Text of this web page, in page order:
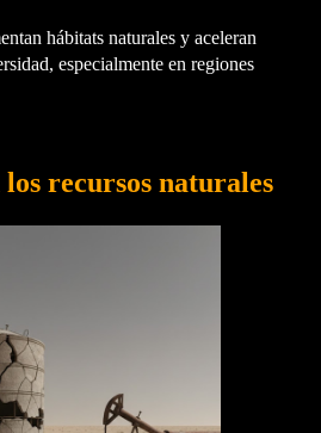
hábitats naturales y aceleran
especialmente en regiones
los recursos naturales